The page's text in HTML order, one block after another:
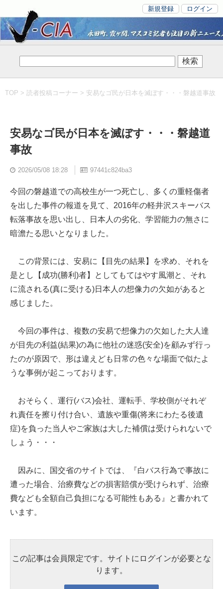
新規登録 ログイン
TOP > 読者投稿コーナー > 安易なゴ民が日本を滅ぼす・・・磐越道事故
安易なゴ民が日本を滅ぼす・・・磐越道
事故
2026/05/08 18:28 97441c824ba3
今回の磐越道での高校生が一つ死亡し、多くの重軽傷者
を出した事件の報道を見て、2016年の軽井沢スキーバス
転落事故を思い出し、日本人の劣化、学習能力の無さに
暗澹たる思いとなりました。
この背景には、安易に【目先の結果】を求め、それを
是とし【成功(勝利)者】としてもてはやす風潮と、それ
に流される(真に受ける)日本人の想像力の欠如があると
感じました。
今回の事件は、複数の安易で想像力の欠如した大人達
が目先の利益(結果)の為に他社の迷惑(安全)を顧みず行っ
たのが原因で、形は違えども日常の色々な場面で似たよ
うな事例が起こっております。
おそらく、運行(バス)会社、運転手、学校側がそれぞ
れ責任を擦り付け合い、遺族や重傷(将来にわたる後遺
症)を負った当人やご家族は大した補償は受けられないで
しょう・・・
因みに、国交省のサイトでは、『白バス行為で事故に
遭った場合、治療費などの損害賠償が受けられず、治療
費なども全額自己負担になる可能性もある』と書かれて
います。
この記事は会員限定です。サイトにログインが必要とな
ります。